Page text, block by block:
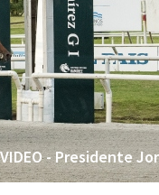
- Presidente